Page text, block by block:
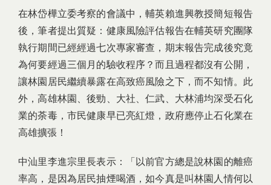
在林岱樺立委考察的會議中，輔英賴進興教授簡短報告
後，筆者提出質疑：健康風險評估報告在輔英研究團隊
執行期間已經經過七次專家審查，期末報告完成後究竟
為何要經過三個月的驗收程序？而且過程都沒有公開，
讓林園居民繼續暴露在高致癌風險之下，而不知情。此
外，高雄林園、後勁、大社、仁武、大林浦均深受石化
業的荼毒，市民健康早已亮紅燈，政府應停止石化業在
高雄擴張！
中汕里李進宗里長表示：「以前官方總是說林園的離癌
率高，是因為居民抽煙喝酒，如今真是叫林園人情何以